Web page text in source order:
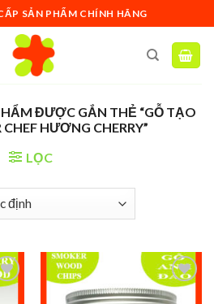
SẢN PHẨM CHÍNH HÃNG
ĐƯỢC GẮN THẺ “GỖ TẠO
HƯƠNG CHERRY”
LỌC